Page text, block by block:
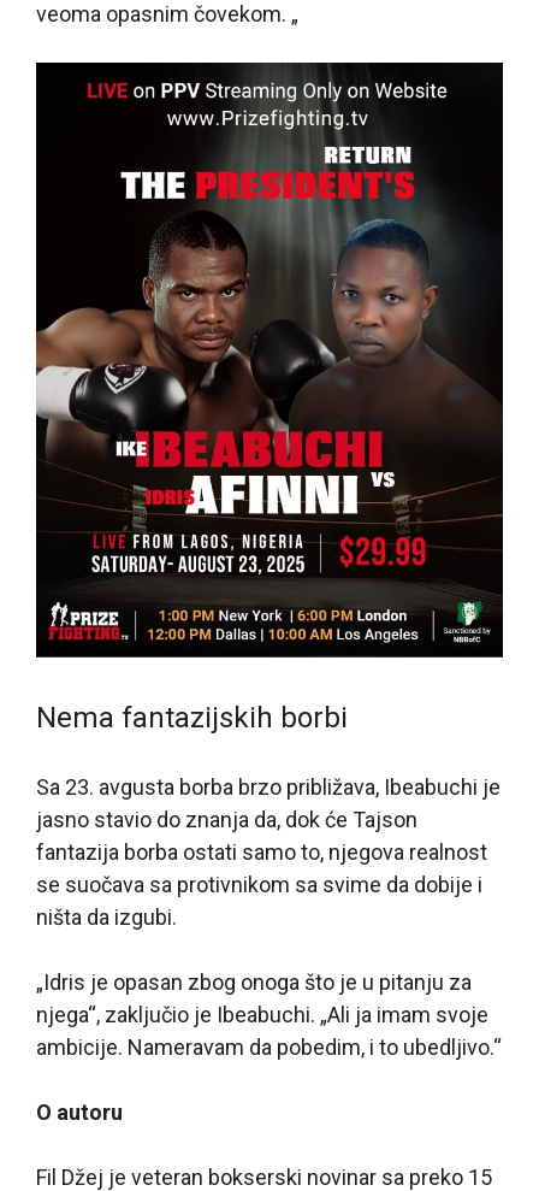
veoma opasnim čovekom. „
Nema fantazijskih borbi
Sa 23. avgusta borba brzo približava, Ibeabuchi je
jasno stavio do znanja da, dok će Tajson
fantazija borba ostati samo to, njegova realnost
se suočava sa protivnikom sa svime da dobije i
ništa da izgubi.
„Idris je opasan zbog onoga što je u pitanju za
njega“, zaključio je Ibeabuchi. „Ali ja imam svoje
ambicije. Nameravam da pobedim, i to ubedljivo.“
O autoru
Fil Džej je veteran bokserski novinar sa preko 15